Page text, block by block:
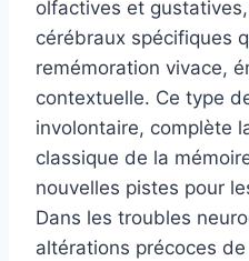
olfactives et
cérébraux spécifiques
remémoration vivace,
contextuelle. Ce type
involontaire, complète
classique de la
nouvelles pistes pour
Dans les troubles
altérations précoces de